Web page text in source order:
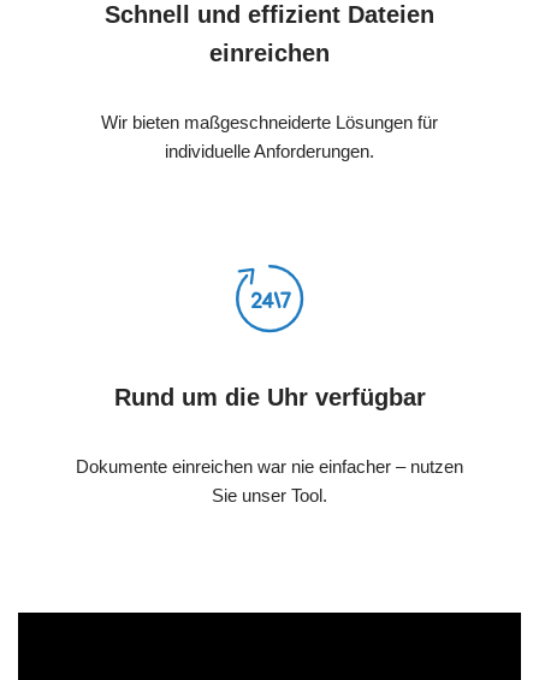
Schnell und effizient Dateien
einreichen
Wir bieten maßgeschneiderte Lösungen für
individuelle Anforderungen.
Rund um die Uhr verfügbar
Dokumente einreichen war nie einfacher – nutzen
Sie unser Tool.